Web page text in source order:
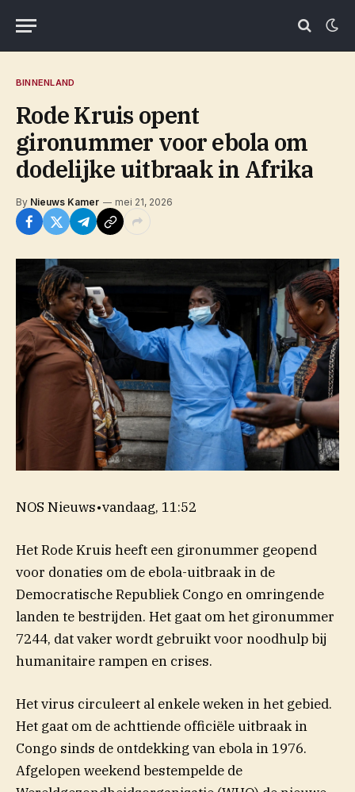
BINNENLAND
Rode Kruis opent
gironummer voor ebola om
dodelijke uitbraak in Afrika
By Nieuws Kamer mei 21, 2026
NOS Nieuws•vandaag, 11:52
Het Rode Kruis heeft een gironummer geopend
voor donaties om de ebola-uitbraak in de
Democratische Republiek Congo en omringende
landen te bestrijden. Het gaat om het gironummer
7244, dat vaker wordt gebruikt voor noodhulp bij
humanitaire rampen en crises.
Het virus circuleert al enkele weken in het gebied.
Het gaat om de achttiende officiële uitbraak in
Congo sinds de ontdekking van ebola in 1976.
Afgelopen weekend bestempelde de